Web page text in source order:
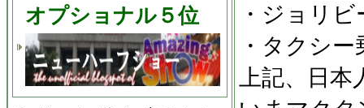
オプショナル５位
・ジョリ
・タクシ
上記、日本